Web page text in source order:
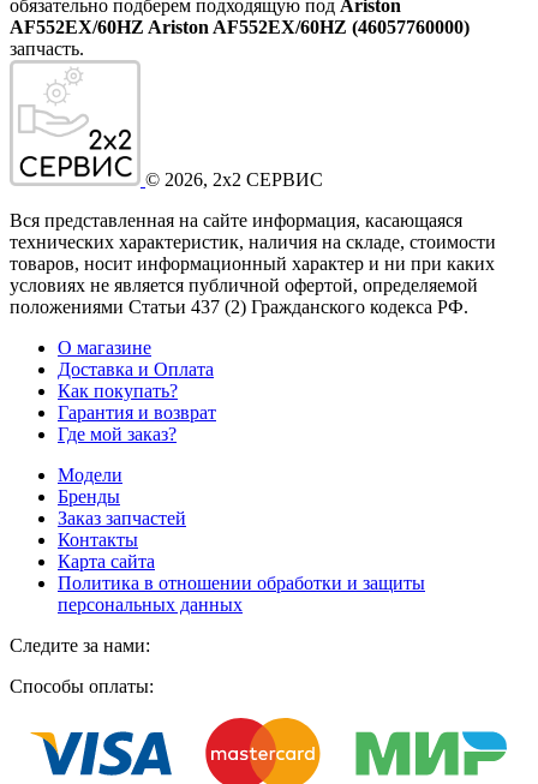
обязательно подберем подходящую под Ariston
AF552EX/60HZ Ariston AF552EX/60HZ (46057760000)
запчасть.
© 2026, 2x2 СЕРВИС
Вся представленная на сайте информация, касающаяся
технических характеристик, наличия на складе, стоимости
товаров, носит информационный характер и ни при каких
условиях не является публичной офертой, определяемой
положениями Статьи 437 (2) Гражданского кодекса РФ.
О магазине
Доставка и Оплата
Как покупать?
Гарантия и возврат
Где мой заказ?
Модели
Бренды
Заказ запчастей
Контакты
Карта сайта
Политика в отношении обработки и защиты
персональных данных
Следите за нами:
Способы оплаты: